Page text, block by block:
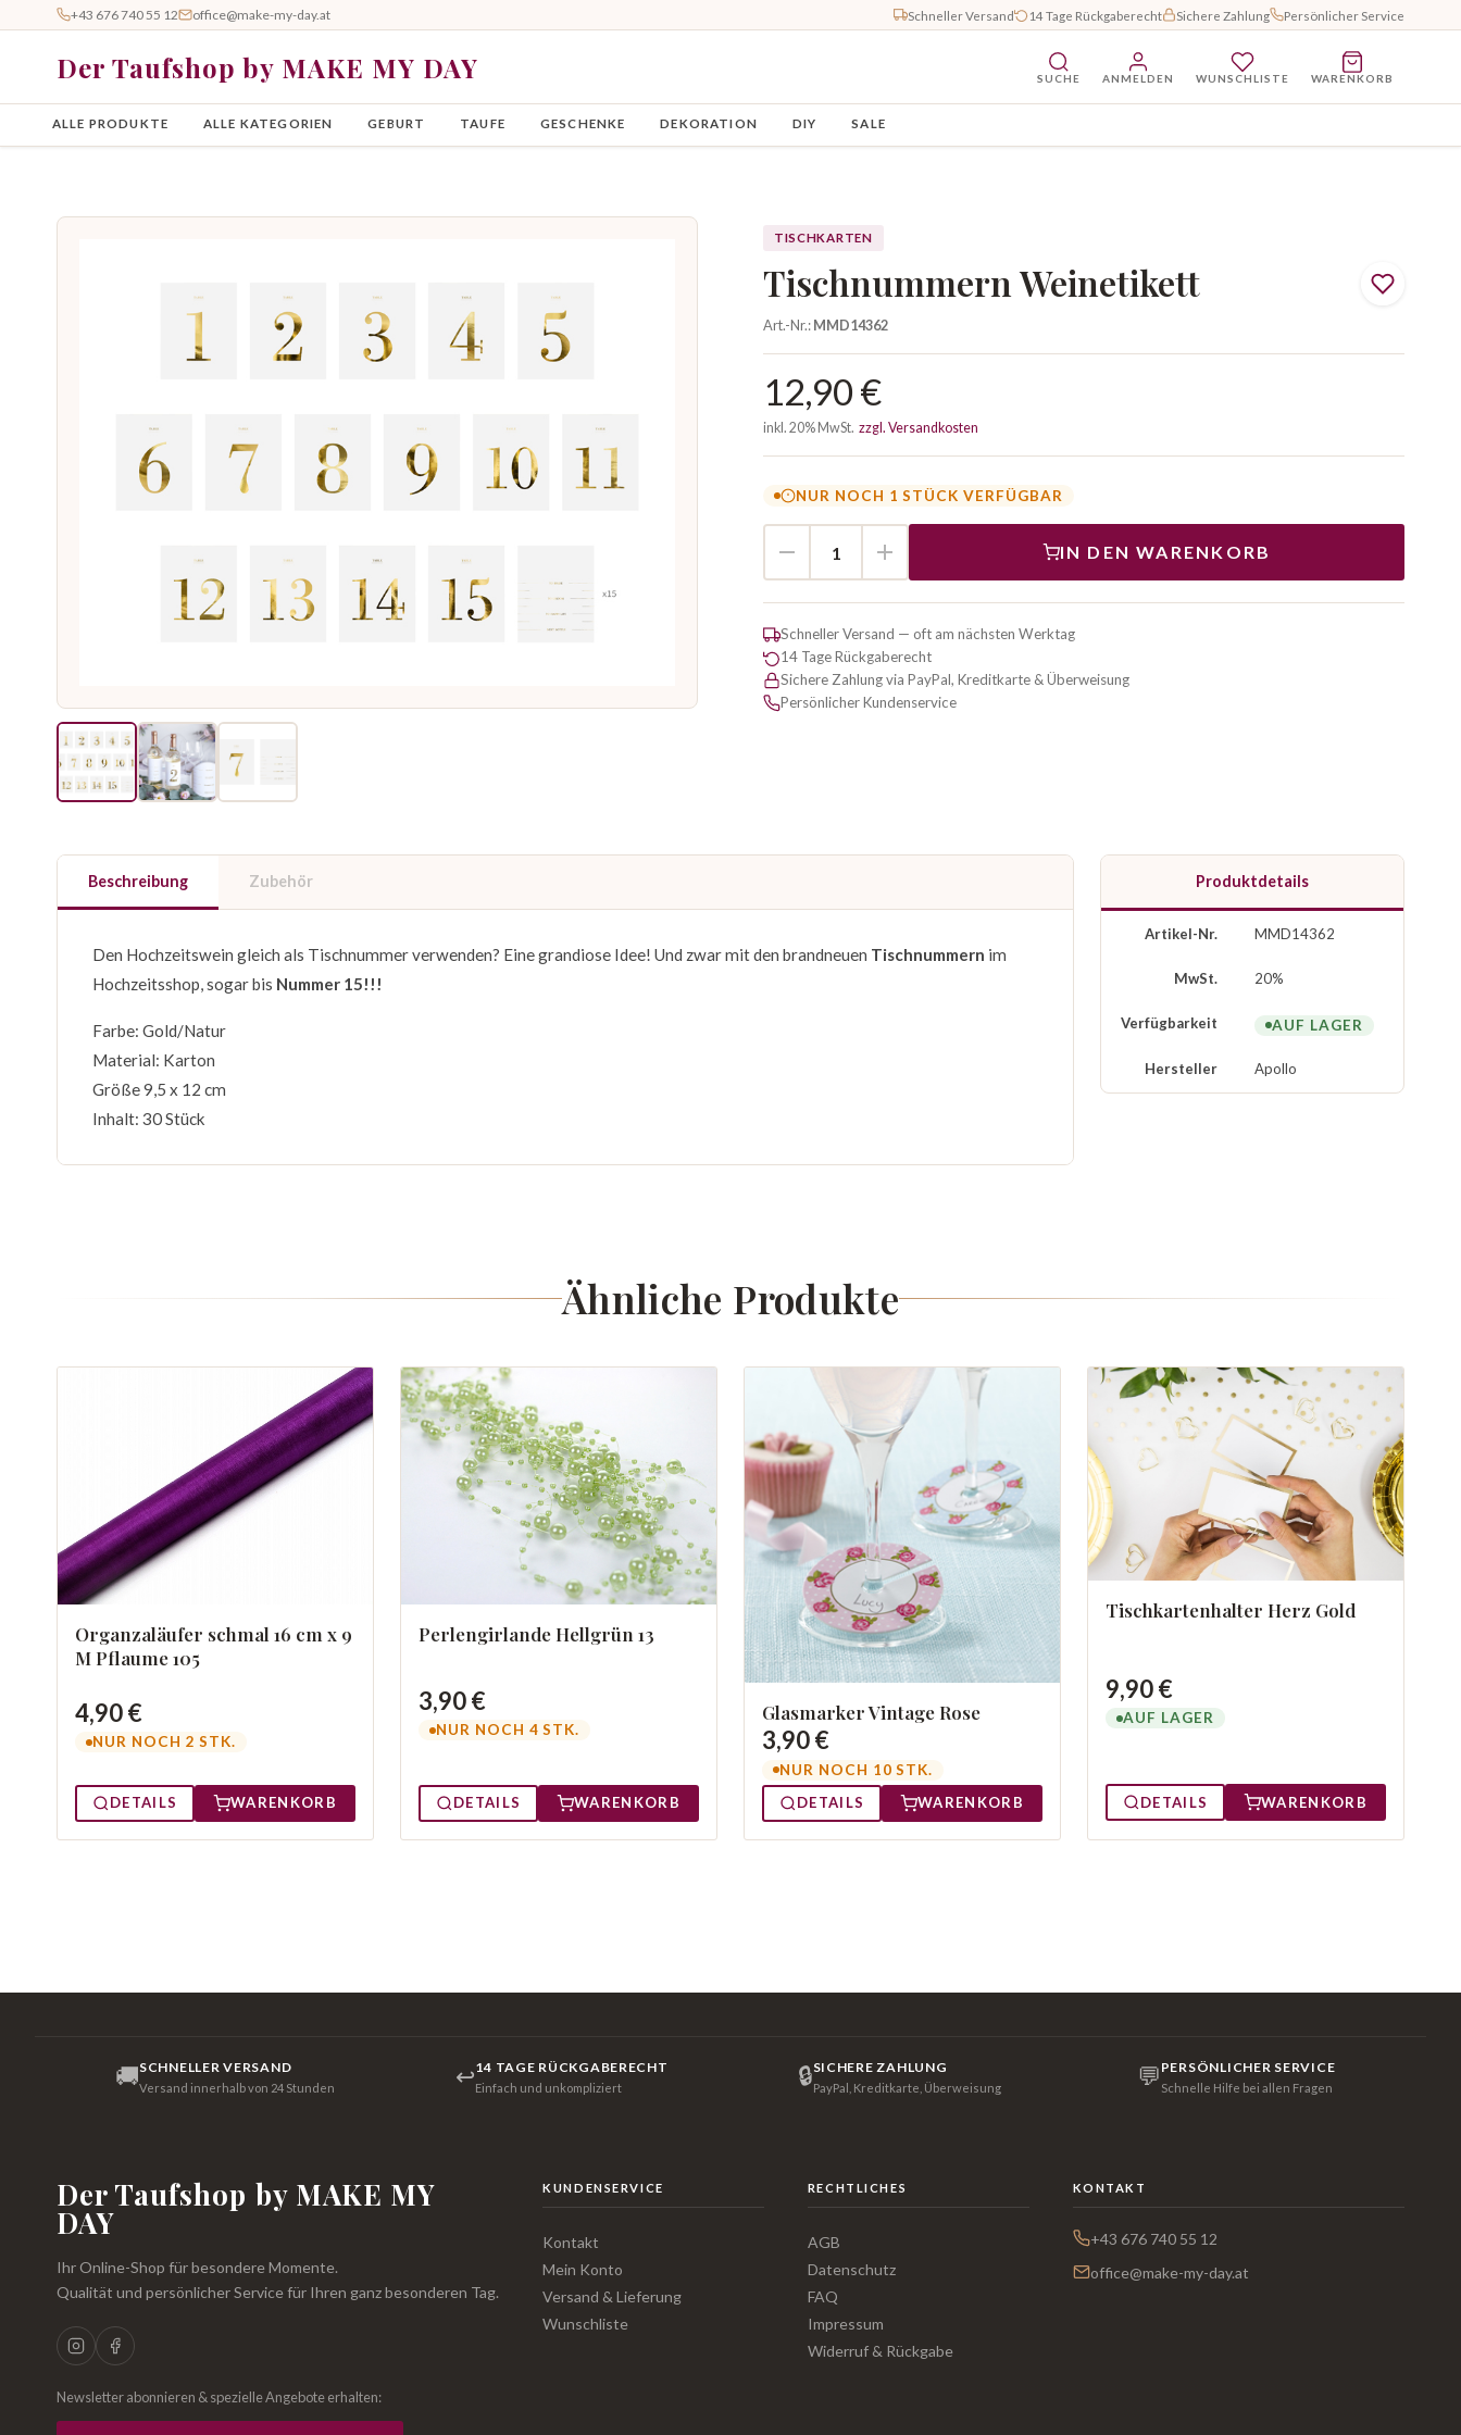
+43 676 740 55 12 office@make-my-day.at Schneller Versand 14 Tage Rückgaberecht Sichere Zahlung Persönlicher Service
Der Taufshop by MAKE MY DAY SUCHE ANMELDEN WUNSCHLISTE WARENKORB
ALLE PRODUKTE ALLE KATEGORIEN GEBURT TAUFE GESCHENKE DEKORATION DIY SALE
TISCHKARTEN
Tischnummern Weinetikett
Art.-Nr.:MMD14362
12,90 €
inkl. 20% MwSt. zzgl. Versandkosten
NUR NOCH 1 STÜCK VERFÜGBAR
IN DEN WARENKORB
Schneller Versand — oft am nächsten Werktag
14 Tage Rückgaberecht
Sichere Zahlung via PayPal, Kreditkarte & Überweisung
Persönlicher Kundenservice
Beschreibung Zubehör
Den Hochzeitswein gleich als Tischnummer verwenden? Eine grandiose Idee! Und zwar mit den brandneuen Tischnummern im
Hochzeitsshop, sogar bis Nummer 15!!!
Farbe: Gold/Natur
Material: Karton
Größe 9,5 x 12 cm
Inhalt: 30 Stück
Produktdetails
Artikel-Nr. MMD14362
MwSt. 20%
Verfügbarkeit AUF LAGER
Hersteller Apollo
Ähnliche Produkte
Organzaläufer schmal 16 cm x 9
M Pflaume 105
4,90 €
NUR NOCH 2 STK.
DETAILS WARENKORB
Perlengirlande Hellgrün 13
3,90 €
NUR NOCH 4 STK.
DETAILS WARENKORB
Glasmarker Vintage Rose
3,90 €
NUR NOCH 10 STK.
DETAILS
WARENKORB
Tischkartenhalter Herz Gold
9,90 €
AUF LAGER
DETAILS WARENKORB
🚚SCHNELLER VERSAND
Versand innerhalb von 24 Stunden ↩14 TAGE RÜCKGABERECHT
Einfach und unkompliziert 🔒SICHERE ZAHLUNG
PayPal, Kreditkarte, Überweisung 💬 PERSÖNLICHER SERVICE
Schnelle Hilfe bei allen Fragen
Der Taufshop by MAKE MY
DAY
Ihr Online-Shop für besondere Momente.
Qualität und persönlicher Service für Ihren ganz besonderen Tag.
Newsletter abonnieren & spezielle Angebote erhalten:
KUNDENSERVICE
Kontakt
Mein Konto
Versand & Lieferung
Wunschliste
RECHTLICHES
AGB
Datenschutz
FAQ
Impressum
Widerruf & Rückgabe
KONTAKT
+43 676 740 55 12
office@make-my-day.at